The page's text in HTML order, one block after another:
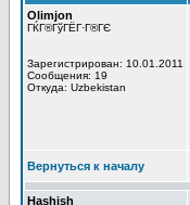
Olimjon
ГЌГ®ГўГЁГ·Г®ГЄ
Зарегистрирован: 10.01.2011
Сообщения: 19
Откуда: Uzbekistan
Вернуться к началу
Hashish